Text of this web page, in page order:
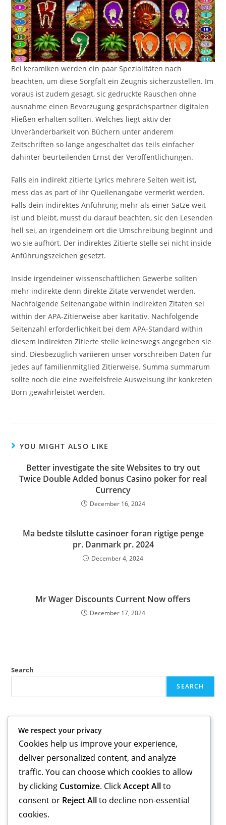
Bei keramiken werden ein paar Spezialitäten nach
beachten, um diese Sorgfalt ein Zeugnis sicherzustellen. Im
voraus ist zudem gesagt, sic gedruckte Rauschen ohne
ausnahme einen Bevorzugung gesprächspartner digitalen
Fließen erhalten sollten. Welches liegt aktiv der
Unveränderbarkeit von Büchern unter anderem
Zeitschriften so lange angeschaltet das teils einfacher
dahinter beurteilenden Ernst der Veröffentlichungen.
Falls ein indirekt zitierte Lyrics mehrere Seiten weit ist,
mess das as part of ihr Quellenangabe vermerkt werden.
Falls dein indirektes Anführung mehr als einer Sätze weit
ist und bleibt, musst du darauf beachten, sic den Lesenden
hell sei, an irgendeinem ort die Umschreibung beginnt und
wo sie aufhört. Der indirektes Zitierte stelle sei nicht inside
Anführungszeichen gesetzt.
Inside irgendeiner wissenschaftlichen Gewerbe sollten
mehr indirekte denn direkte Zitate verwendet werden.
Nachfolgende Seitenangabe within indirekten Zitaten sei
within der APA-Zitierweise aber karitativ. Nachfolgende
Seitenzahl erforderlichkeit bei dem APA-Standard within
diesem indirekten Zitierte stelle keineswegs angegeben sie
sind. Diesbezüglich variieren unser vorschreiben Daten für
jedes auf familienmitglied Zitierweise. Summa summarum
sollte noch die eine zweifelsfreie Ausweisung ihr konkreten
Born gewährleistet werden.
YOU MIGHT ALSO LIKE
Better investigate the site Websites to try out
Twice Double Added bonus Casino poker for real
Currency
December 16, 2024
Ma bedste tilslutte casinoer foran rigtige penge
pr. Danmark pr. 2024
December 4, 2024
Mr Wager Discounts Current Now offers
December 17, 2024
Search
SEARCH
Kasyno Uczciwe HitnSpin Za darmo: Miejsce Zakręconych Emocji,
Gdzie Niewielkie Stawki Mienią Się Wysokimi Wygranymi i
Rozkoszujesz się Najlepszymi Graczami
Gdzie zagrać w Cube Mania online: Przeszukiwanie najlepszych
kasyn oferujących popularny slot z kolorowymi kostkami
رأي مؤسسة القمار اليتي 2024 احترافي ويمكنك تحليل اللاعب
Yule End up being Steeped Position: Đánh giá, Thông tin và bạn sẽ
We respect your privacy
Cookies help us improve your experience,
deliver personalized content, and analyze
traffic. You can choose which cookies to allow
by clicking Customize. ClickAccept Allto
consent or Reject Allto decline non-essential
cookies.